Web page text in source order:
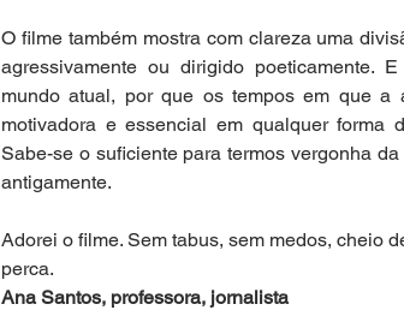
O filme também mostra com clareza uma
agressivamente ou dirigido poeticamente.
mundo atual, por que os tempos em que a
motivadora e essencial em qualquer forma
Sabe-se o suficiente para termos vergonha
antigamente.
Adorei o filme. Sem tabus, sem medos, cheio
perca.
Ana Santos, professora, jornalista